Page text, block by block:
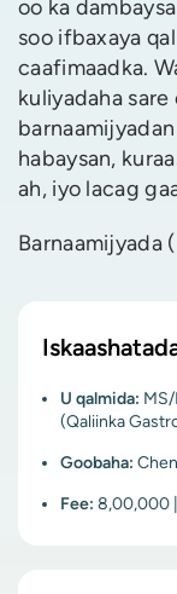
oo ka
soo ifbaxaya
caafimaadka.
kuliyadaha
habaysan,
ah, iyo lacag
Barnaamijyada
U qalmida:
(Qaliinka
Goobaha:
Fee: 8,00,000